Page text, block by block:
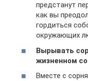
предстанут
как вы
гордиться
окружающих
Вырывать
жизненном
Вместе с